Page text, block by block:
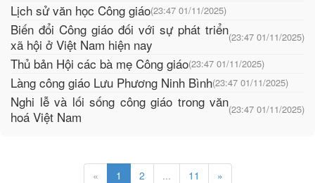
Lịch sử văn học Công giáo(23:47 01/11/2025)
Biến đổi Công giáo đối với sự phát triển
xã hội ở Việt Nam hiện nay
(23:47 01/11/2025)
Thủ bản Hội các bà mẹ Công giáo(23:47 01/11/2025)
Làng công giáo Lưu Phương Ninh Bình(23:47 01/11/2025)
Nghi lễ và lối sống công giáo trong văn
hoá Việt Nam
(23:47 01/11/2025)
« 1 2 ... 11 »